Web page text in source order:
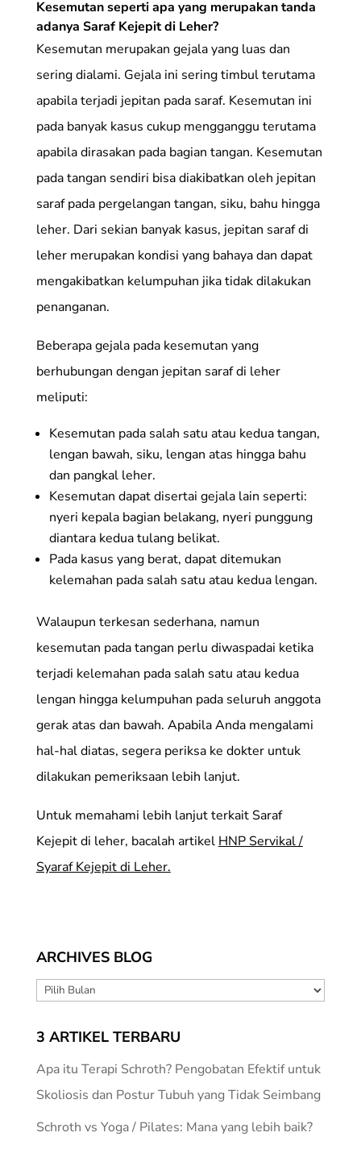
Kesemutan seperti apa yang merupakan tanda
adanya Saraf Kejepit di Leher?
Kesemutan merupakan gejala yang luas dan
sering dialami. Gejala ini sering timbul terutama
apabila terjadi jepitan pada saraf. Kesemutan ini
pada banyak kasus cukup mengganggu terutama
apabila dirasakan pada bagian tangan. Kesemutan
pada tangan sendiri bisa diakibatkan oleh jepitan
saraf pada pergelangan tangan, siku, bahu hingga
leher. Dari sekian banyak kasus, jepitan saraf di
leher merupakan kondisi yang bahaya dan dapat
mengakibatkan kelumpuhan jika tidak dilakukan
penanganan.
Beberapa gejala pada kesemutan yang
berhubungan dengan jepitan saraf di leher
meliputi:
Kesemutan pada salah satu atau kedua tangan,
lengan bawah, siku, lengan atas hingga bahu
dan pangkal leher.
Kesemutan dapat disertai gejala lain seperti:
nyeri kepala bagian belakang, nyeri punggung
diantara kedua tulang belikat.
Pada kasus yang berat, dapat ditemukan
kelemahan pada salah satu atau kedua lengan.
Walaupun terkesan sederhana, namun
kesemutan pada tangan perlu diwaspadai ketika
terjadi kelemahan pada salah satu atau kedua
lengan hingga kelumpuhan pada seluruh anggota
gerak atas dan bawah. Apabila Anda mengalami
hal-hal diatas, segera periksa ke dokter untuk
dilakukan pemeriksaan lebih lanjut.
Untuk memahami lebih lanjut terkait Saraf
Kejepit di leher, bacalah artikel HNP Servikal /
Syaraf Kejepit di Leher.
ARCHIVES BLOG
ARCHIVES
3 ARTIKEL TERBARU
Apa itu Terapi Schroth? Pengobatan Efektif untuk
Skoliosis dan Postur Tubuh yang Tidak Seimbang
Schroth vs Yoga / Pilates: Mana yang lebih baik?